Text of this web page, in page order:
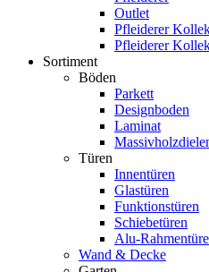
Outlet
Pfleiderer
Pfleiderer
Sortiment
Böden
Parkett
Designboden
Laminat
Türen
Innentüren
Glastüren
Funktionstüren
Schiebetüren
Alu-
Wand & Decke